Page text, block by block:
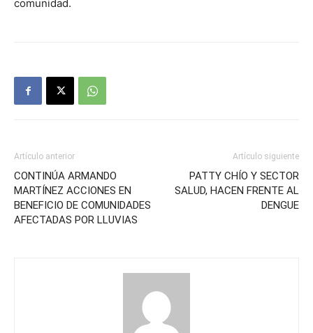
comunidad.
Artículo anterior
CONTINÚA ARMANDO
MARTÍNEZ ACCIONES EN
BENEFICIO DE COMUNIDADES
AFECTADAS POR LLUVIAS
Artículo siguiente
PATTY CHÍO Y SECTOR
SALUD, HACEN FRENTE AL
DENGUE